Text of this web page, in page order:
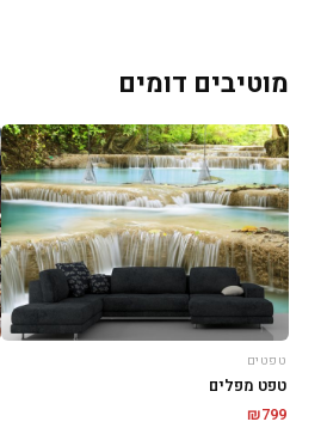
מוטיבים דומים
טפטים
טפט מפלים
₪799